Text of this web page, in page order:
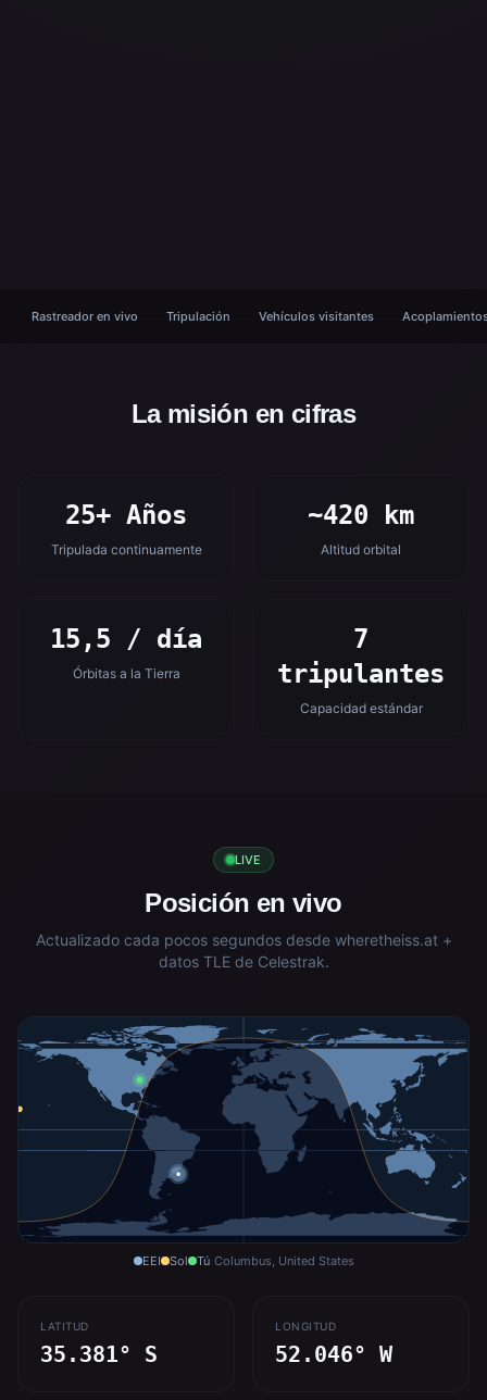
Rastreador en vivo Tripulación Vehículos visitantes
La misión en cifras
25+ Años
Tripulada continuamente
~420 km
Altitud orbital
15,5 / día
Órbitas a la Tierra
7
tripulantes
Capacidad estándar
LIVE
Posición en vivo
Actualizado cada pocos segundos desde wheretheiss.at +
datos TLE de Celestrak.
EEI Sol Tú Columbus, United States
LATITUD
35.381° S
LONGITUD
52.046° W